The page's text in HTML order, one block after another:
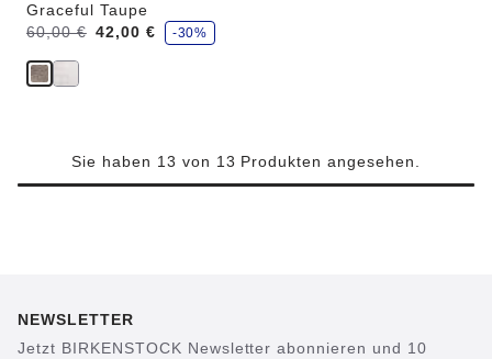
Graceful Taupe
Vorher:
60,00 €
Jetzt 42,00 €
S
p
r
e
-30%
Sie haben 13 von 13 Produkten angesehen.
NEWSLETTER
Jetzt BIRKENSTOCK Newsletter abonnieren und 10